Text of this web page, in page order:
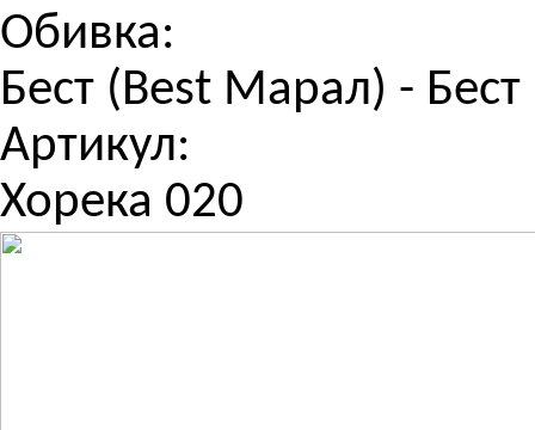
Обивка:
Бест (Best Марал) - Бест
Артикул:
Хорека 020